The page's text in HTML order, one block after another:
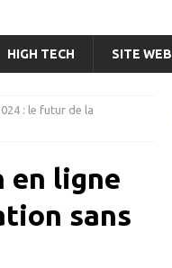
HIGH TECH SITE WEB
: le futur de la
en ligne
sans